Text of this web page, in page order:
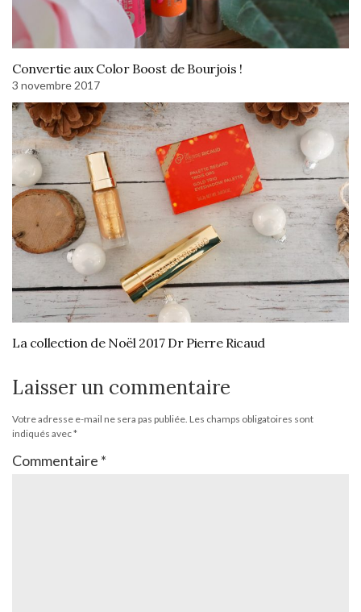
Convertie aux Color Boost de Bourjois !
3 novembre 2017
La collection de Noël 2017 Dr Pierre Ricaud
Laisser un commentaire
Votre adresse e-mail ne sera pas publiée. Les champs obligatoires sont
indiqués avec*
Commentaire *